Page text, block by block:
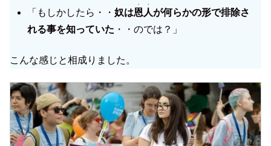
「もしかしたら・・奴は恩人
・・
が何らかの形で排除さ
れる事を知っていた ・・のでは？」
こんな感じと相成りました。